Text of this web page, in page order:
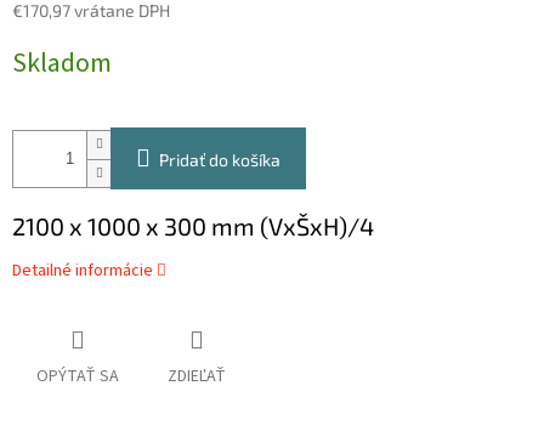
€170,97 vrátane DPH
cena:
Skladom
Pridať do košíka
2100 x 1000 x 300 mm (VxŠxH)/4
Detailné informácie
OPÝTAŤ SA ZDIEĽAŤ